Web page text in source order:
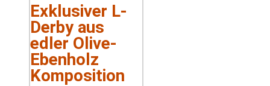
Exklusiver L-
Derby aus
edler Olive-
Ebenholz
Komposition